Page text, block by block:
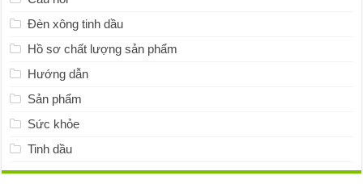
Đèn xông tinh dầu
Hồ sơ chất lượng sản phẩm
Hướng dẫn
Sản phẩm
Sức khỏe
Tinh dầu